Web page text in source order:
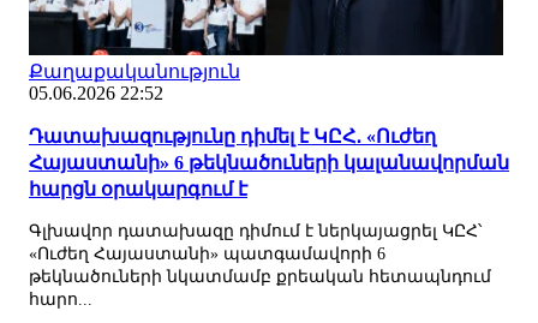
Քաղաքականություն
05.06.2026 22:52
Դատախազությունը դիմել է ԿԸՀ․ «Ուժեղ
Հայաստանի» 6 թեկնածուների կալանավորման
հարցն օրակարգում է
Գլխավոր դատախազը դիմում է ներկայացրել ԿԸՀ՝
«Ուժեղ Հայաստանի» պատգամավորի 6
թեկնածուների նկատմամբ քրեական հետապնդում
հարո...